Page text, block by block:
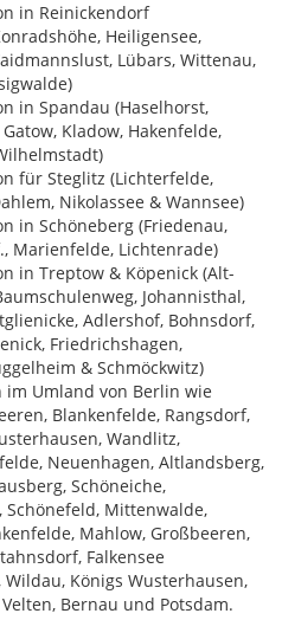
in Reinickendorf
Heiligensee,
Lübars, Wittenau,
in Spandau (Haselhorst,
Kladow, Hakenfelde,
für Steglitz (Lichterfelde,
Nikolassee & Wannsee)
in Schöneberg (Friedenau,
Marienfelde, Lichtenrade)
in Treptow & Köpenick (Alt-
Johannisthal,
Adlershof, Bohnsdorf,
Friedrichshagen,
& Schmöckwitz)
im Umland von Berlin wie
Blankenfelde, Rangsdorf,
Wandlitz,
Neuenhagen, Altlandsberg,
Schöneiche,
Schönefeld, Mittenwalde,
Mahlow, Großbeeren,
Falkensee
Wildau, Königs Wusterhausen,
Bernau und Potsdam.